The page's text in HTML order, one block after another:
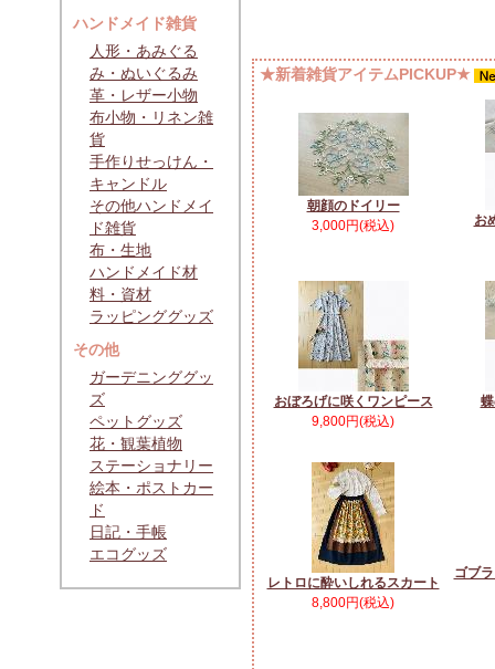
ハンドメイド雑貨
人形・あみぐる
み・ぬいぐるみ
革・レザー小物
布小物・リネン雑
貨
手作りせっけん・
キャンドル
その他ハンドメイ
ド雑貨
布・生地
ハンドメイド材
料・資材
ラッピンググッズ
その他
ガーデニンググッ
ズ
ペットグッズ
花・観葉植物
ステーショナリー
絵本・ポストカー
ド
日記・手帳
エコグッズ
★新着雑貨アイテムPICKUP★
朝顔のドイリー
3,000円(税込)
お
おぼろげに咲くワンピース
9,800円(税込)
レトロに酔いしれるスカート
8,800円(税込)
ゴブ